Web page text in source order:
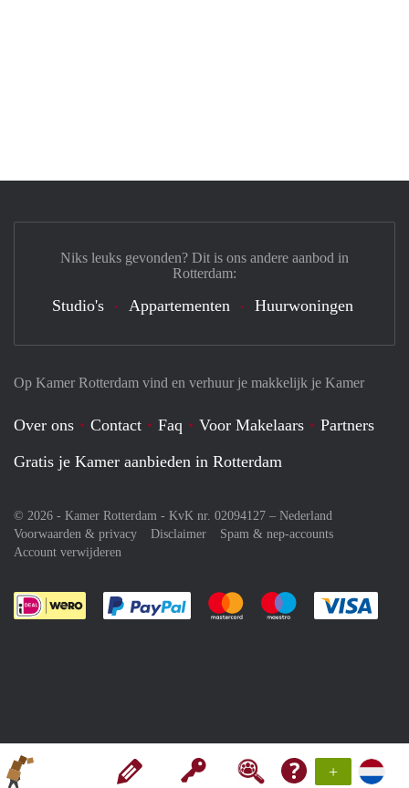
+
Op Kamer Rotterdam vind en verhuur je makkelijk je Kamer
Over ons Contact Faq Voor Makelaars
Partners
Gratis je Kamer aanbieden in Rotterdam
© 2026 - Kamer Rotterdam - KvK nr. 02094127 – Nederland
Voorwaarden & privacy
Disclaimer
Spam & nep-accounts
Account verwijderen
Je rekent gemakkelijk af met Paypal
Je rekent gemakkelijk af met
Je rekent
Niks leuks gevonden? Dit is ons andere aanbod in
Rotterdam:
Studio's Appartementen Huurwoningen